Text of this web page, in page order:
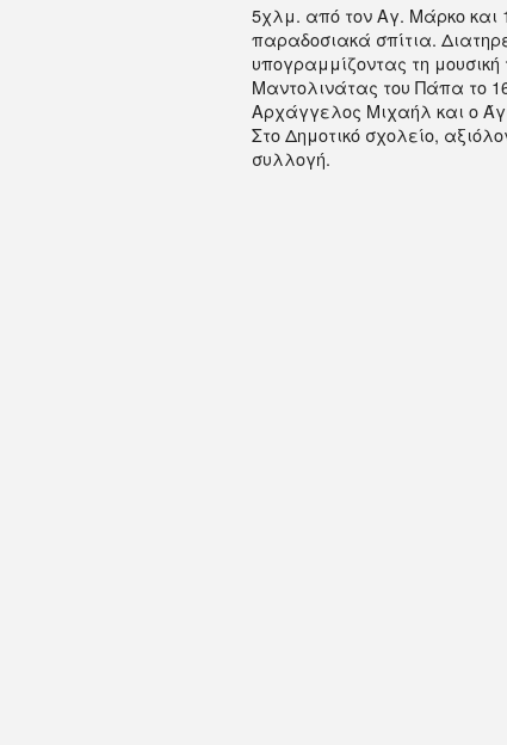
5χλμ. από τον Aγ. Mάρκο και
παραδοσιακά σπίτια.
υπογραμμίζοντας τη
Mαντολινάτας του Πάπα το
Aρχάγγελος Mιχαήλ και ο
Στο Δημοτικό σχολείο,
συλλογή.